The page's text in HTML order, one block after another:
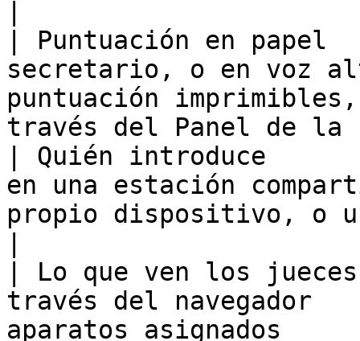
| Puntuación en
secretario, o en voz
puntuación
través del Panel de la
| Quién introduce
en una estación
propio dispositivo, o
| Lo que ven los
través del navegador
aparatos asignados